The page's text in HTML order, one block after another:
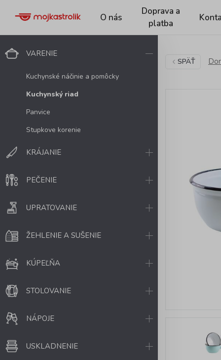
O nás
Doprava a
platba
VARENIE
Kuchynské náčinie a pomôcky
Kuchynský riad
Panvice
Stupkove korenie
KRÁJANIE
PEČENIE
UPRATOVANIE
ŽEHLENIE A SUŠENIE
KÚPEĽŇA
STOLOVANIE
NÁPOJE
USKLADNENIE
SPÄŤ